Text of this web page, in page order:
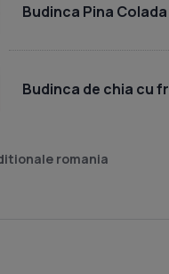
Budinca Pina Colada
Budinca de chia cu
romania